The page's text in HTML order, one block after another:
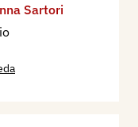
Sartori